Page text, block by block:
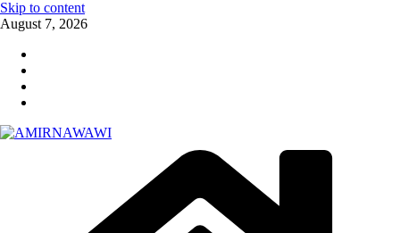
Skip to content
August 7, 2026